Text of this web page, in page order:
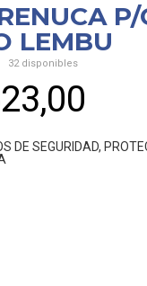
P/
LEMBU
32 disponibles
DE SEGURIDAD,